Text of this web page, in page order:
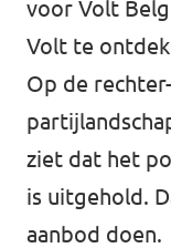
voor Volt
Volt te
Op de
ziet dat het
is uitgehold.
aanbod doen.